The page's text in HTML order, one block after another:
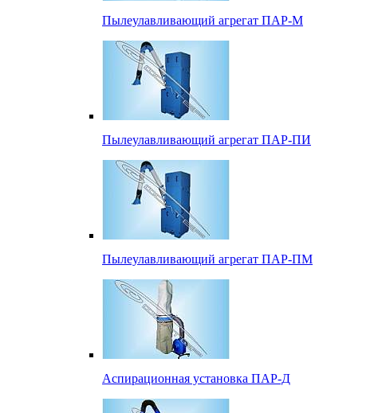
Пылеулавливающий агрегат ПАР-М
Пылеулавливающий агрегат ПАР-ПИ
Пылеулавливающий агрегат ПАР-ПМ
Аспирационная установка ПАР-Д